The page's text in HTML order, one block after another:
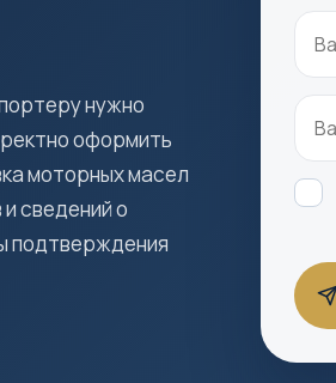
нужно
оформить
моторных масел
сведений о
подтверждения